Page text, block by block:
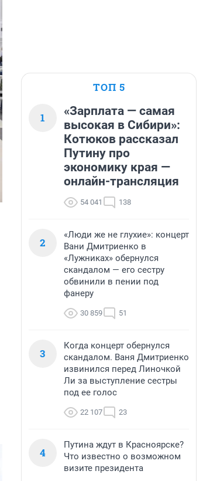
ТОП 5
1
«Зарплата — самая
высокая в Сибири»:
Котюков рассказал
Путину про
экономику края —
онлайн-трансляция
54 041 138
2
«Люди же не глухие»: концерт
Вани Дмитриенко в
«Лужниках» обернулся
скандалом — его сестру
обвинили в пении под
фанеру
30 859 51
3
Когда концерт обернулся
скандалом. Ваня Дмитриенко
извинился перед Линочкой
Ли за выступление сестры
под ее голос
22 107 23
4
Путина ждут в Красноярске?
Что известно о возможном
визите президента